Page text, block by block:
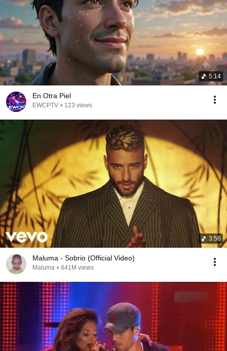
5:14
En Otra Piel
EWCPTV • 123 views
3:56
Maluma - Sobrio (Official Video)
Maluma • 841M views